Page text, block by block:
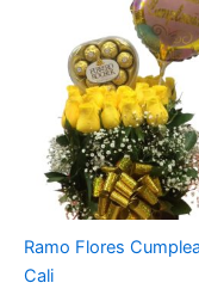
Ramo Flores
Cali